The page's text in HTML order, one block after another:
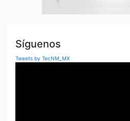
Síguenos
Tweets by TecNM_MX